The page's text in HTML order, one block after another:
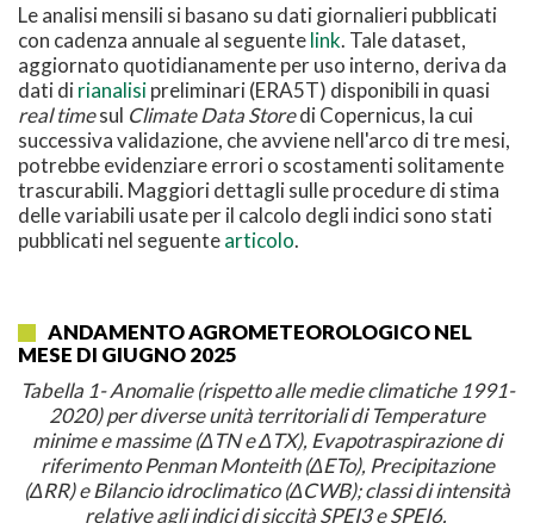
Le analisi mensili si basano su dati giornalieri pubblicati
con cadenza annuale al seguentelink. Tale dataset,
aggiornato quotidianamente per uso interno, deriva da
dati dirianalisipreliminari (ERA5T) disponibili in quasi
real timesul Climate Data Storedi Copernicus, la cui
successiva validazione, che avviene nell'arco di tre mesi,
potrebbe evidenziare errori o scostamenti solitamente
trascurabili. Maggiori dettagli sulle procedure di stima
delle variabili usate per il calcolo degli indici sono stati
pubblicati nel seguentearticolo.
ANDAMENTO AGROMETEOROLOGICO NEL
MESE DI GIUGNO 2025
Tabella 1- Anomalie (rispetto alle medie climatiche 1991-
2020) per diverse unità territoriali di Temperature
minime e massime (ΔTN e ΔTX), Evapotraspirazione di
riferimento Penman Monteith (ΔETo), Precipitazione
(ΔRR) e Bilancio idroclimatico (ΔCWB); classi di intensità
relative agli indici di siccità SPEI3 e SPEI6.